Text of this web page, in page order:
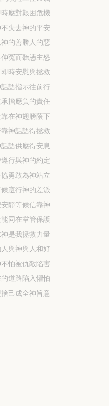
時應對艱困危機
不失去神的平安
神的善勝人的惡
伸冤而聽憑主怒
即時安慰與拯救
話語指示往前行
承擔應負的責任
靠在神翅膀蔭下
靠神話語得拯救
話語供應得安息
遵行與神的約定
協勇敢為神站立
候遵行神的差派
安靜等候信靠神
能同在掌管保護
神是我拯救力量
人與神與人和好
不怕被仇敵陷害
的道路陷入懼怕
捨己成全神旨意